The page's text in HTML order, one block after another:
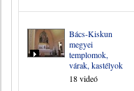
Bács-Kiskun
megyei
templomok,
várak, kastélyok
18 videó